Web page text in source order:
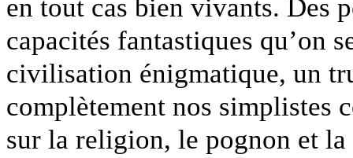
en tout cas bien vivants. Des
capacités fantastiques qu’on
civilisation énigmatique, un
complètement nos simplistes
sur la religion, le pognon et la